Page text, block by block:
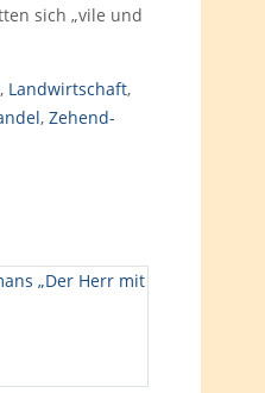
sich „vile und
, Landwirtschaft,
, Zehend-